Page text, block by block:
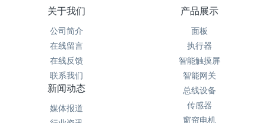
关于我们
公司简介
在线留言
在线反馈
联系我们
产品展示
面板
执行器
智能触摸屏
智能网关
总线设备
传感器
窗帘电机
新闻动态
媒体报道